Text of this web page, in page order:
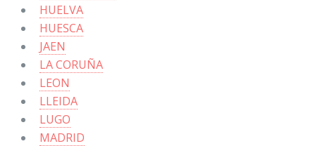
HUELVA
HUESCA
JAEN
LA CORUÑA
LEON
LLEIDA
LUGO
MADRID